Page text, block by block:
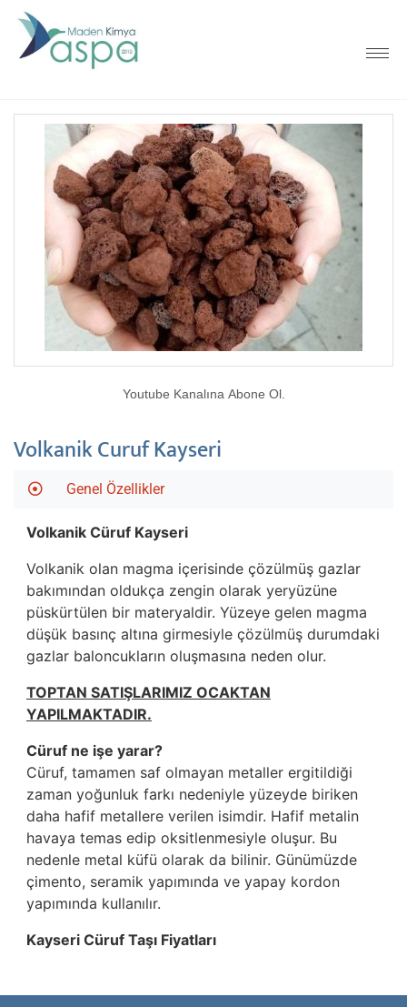
Youtube Kanalına Abone Ol.
Volkanik Curuf Kayseri
Genel Özellikler
Volkanik Cüruf Kayseri
Volkanik olan magma içerisinde çözülmüş gazlar
bakımından oldukça zengin olarak yeryüzüne
püskürtülen bir materyaldir. Yüzeye gelen magma
düşük basınç altına girmesiyle çözülmüş durumdaki
gazlar baloncukların oluşmasına neden olur.
TOPTAN SATIŞLARIMIZ OCAKTAN
YAPILMAKTADIR.
Cüruf ne işe yarar?
Cüruf, tamamen saf olmayan metaller ergitildiği
zaman yoğunluk farkı nedeniyle yüzeyde biriken
daha hafif metallere verilen isimdir. Hafif metalin
havaya temas edip oksitlenmesiyle oluşur. Bu
nedenle metal küfü olarak da bilinir. Günümüzde
çimento, seramik yapımında ve yapay kordon
yapımında kullanılır.
Kayseri Cüruf Taşı Fiyatları